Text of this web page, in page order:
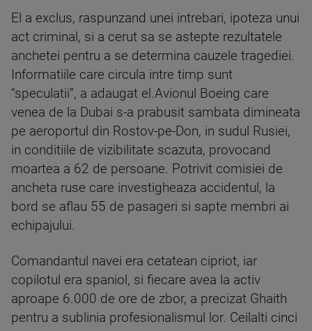
El a exclus, raspunzand unei intrebari, ipoteza unui
act criminal, si a cerut sa se astepte rezultatele
anchetei pentru a se determina cauzele tragediei.
Informatiile care circula intre timp sunt
“speculatii”, a adaugat el.Avionul Boeing care
venea de la Dubai s-a prabusit sambata dimineata
pe aeroportul din Rostov-pe-Don, in sudul Rusiei,
in conditiile de vizibilitate scazuta, provocand
moartea a 62 de persoane. Potrivit comisiei de
ancheta ruse care investigheaza accidentul, la
bord se aflau 55 de pasageri si sapte membri ai
echipajului.
Comandantul navei era cetatean cipriot, iar
copilotul era spaniol, si fiecare avea la activ
aproape 6.000 de ore de zbor, a precizat Ghaith
pentru a sublinia profesionalismul lor. Ceilalti cinci